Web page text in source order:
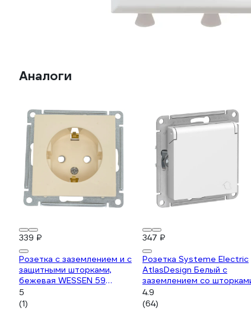
Аналоги
339 ₽
Розетка с заземлением и с
защитными шторками,
бежевая WESSEN 59
Systeme Electric RS16-152-2-
86
5
(1)
347 ₽
Розетка Systeme Electric
AtlasDesign Белый с
заземлением со
крышкой, 16А, IP20
ATN000146
4.9
(64)